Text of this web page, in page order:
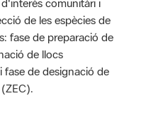
comunitàri i
de les espècies de
fase de preparació de
de llocs
de designació de